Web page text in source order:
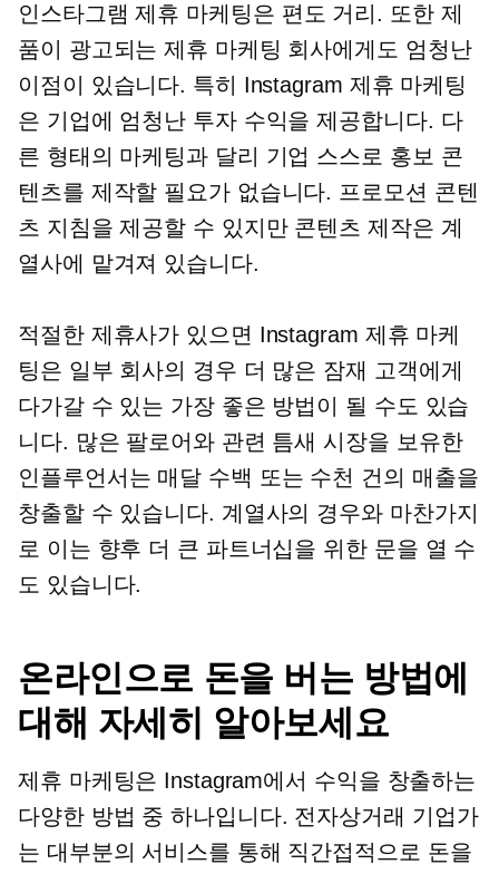
인스타그램 제휴 마케팅은 편도 거리. 또한 제
품이 광고되는 제휴 마케팅 회사에게도 엄청난
이점이 있습니다. 특히 Instagram 제휴 마케팅
은 기업에 엄청난 투자 수익을 제공합니다. 다
른 형태의 마케팅과 달리 기업 스스로 홍보 콘
텐츠를 제작할 필요가 없습니다. 프로모션 콘텐
츠 지침을 제공할 수 있지만 콘텐츠 제작은 계
열사에 맡겨져 있습니다.
적절한 제휴사가 있으면 Instagram 제휴 마케
팅은 일부 회사의 경우 더 많은 잠재 고객에게
다가갈 수 있는 가장 좋은 방법이 될 수도 있습
니다. 많은 팔로어와 관련 틈새 시장을 보유한
인플루언서는 매달 수백 또는 수천 건의 매출을
창출할 수 있습니다. 계열사의 경우와 마찬가지
로 이는 향후 더 큰 파트너십을 위한 문을 열 수
도 있습니다.
온라인으로 돈을 버는 방법에
대해 자세히 알아보세요
제휴 마케팅은 Instagram에서 수익을 창출하는
다양한 방법 중 하나입니다. 전자상거래 기업가
는 대부분의 서비스를 통해 직간접적으로 돈을